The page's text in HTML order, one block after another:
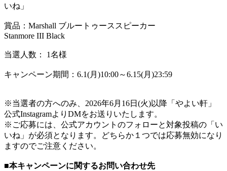
いね」
賞品：Marshall ブルートゥーススピーカー
Stanmore III Black
当選人数： 1名様
キャンペーン期間：6.1(月)10:00～6.15(月)23:59
※当選者の方へのみ、2026年6月16日(火)以降「やよい軒」
公式InstagramよりDMをお送りいたします。
※ご応募には、公式アカウントのフォローと対象投稿の「い
いね」が必須となります。どちらか１つでは応募無効になり
ますのでご注意ください。
■本キャンペーンに関するお問い合わせ先